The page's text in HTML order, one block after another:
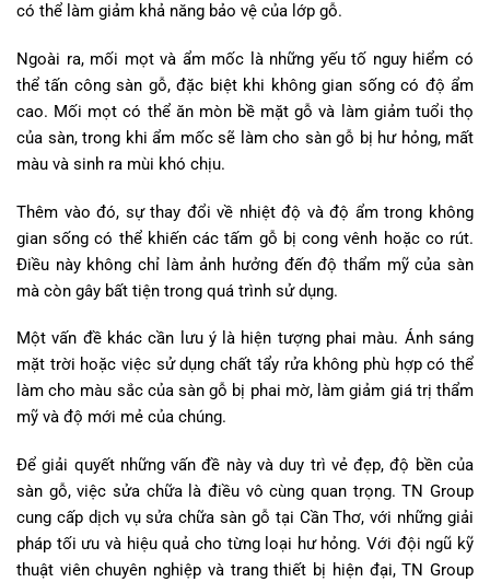
có thể làm giảm khả năng bảo vệ của lớp gỗ.
Ngoài ra, mối mọt và ẩm mốc là những yếu tố nguy hiểm có
thể tấn công sàn gỗ, đặc biệt khi không gian sống có độ ẩm
cao. Mối mọt có thể ăn mòn bề mặt gỗ và làm giảm tuổi thọ
của sàn, trong khi ẩm mốc sẽ làm cho sàn gỗ bị hư hỏng, mất
màu và sinh ra mùi khó chịu.
Thêm vào đó, sự thay đổi về nhiệt độ và độ ẩm trong không
gian sống có thể khiến các tấm gỗ bị cong vênh hoặc co rút.
Điều này không chỉ làm ảnh hưởng đến độ thẩm mỹ của sàn
mà còn gây bất tiện trong quá trình sử dụng.
Một vấn đề khác cần lưu ý là hiện tượng phai màu. Ánh sáng
mặt trời hoặc việc sử dụng chất tẩy rửa không phù hợp có thể
làm cho màu sắc của sàn gỗ bị phai mờ, làm giảm giá trị thẩm
mỹ và độ mới mẻ của chúng.
Để giải quyết những vấn đề này và duy trì vẻ đẹp, độ bền của
sàn gỗ, việc sửa chữa là điều vô cùng quan trọng. TN Group
cung cấp dịch vụ sửa chữa sàn gỗ tại Cần Thơ, với những giải
pháp tối ưu và hiệu quả cho từng loại hư hỏng. Với đội ngũ kỹ
thuật viên chuyên nghiệp và trang thiết bị hiện đại, TN Group